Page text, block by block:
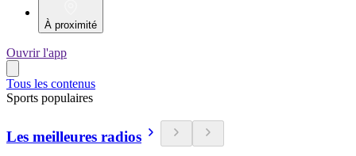
À proximité
Ouvrir l'app
Tous les contenus
Sports populaires
Les meilleures radios